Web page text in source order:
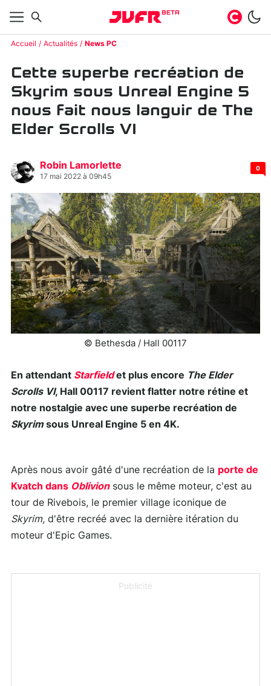
BETA
Accueil Actualités News PC
Cette superbe recréation de
Skyrim sous Unreal Engine 5
nous fait nous languir de The
Elder Scrolls VI
Robin Lamorlette
17 mai 2022 à 09h45
0
© Bethesda / Hall 00117
En attendant Starfieldet plus encore The Elder
Scrolls VI, Hall 00117 revient flatter notre rétine et
notre nostalgie avec une superbe recréation de
Skyrimsous Unreal Engine 5 en 4K.
Après nous avoir gâté d'une recréation de la porte de
Kvatch dans Oblivionsous le même moteur, c'est au
tour de Rivebois, le premier village iconique de
Skyrim, d'être recréé avec la dernière itération du
moteur d'Epic Games.
Publicité